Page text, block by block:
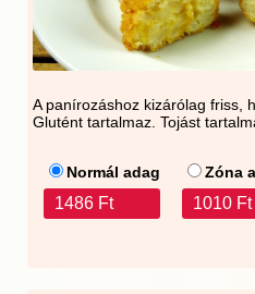
A panírozáshoz kizárólag friss,
Glutént tartalmaz. Tojást
Normál adag
1486 Ft
Zóna
1010 Ft